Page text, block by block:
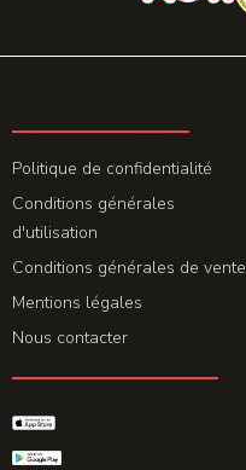
Politique de confidentialité
Conditions générales
d'utilisation
Conditions générales de vente
Mentions légales
Nous contacter